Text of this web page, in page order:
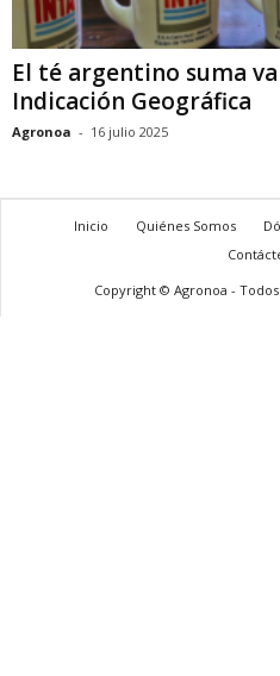
El té argentino suma
Indicación Geográfica
Agronoa - 16 julio 2025
Inicio Quiénes Somos
Copyright © Agronoa -